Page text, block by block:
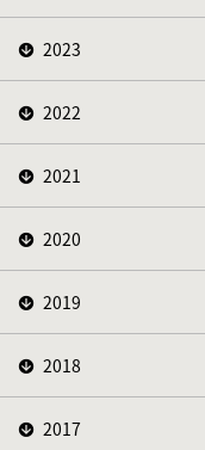
2023
2022
2021
2020
2019
2018
2017